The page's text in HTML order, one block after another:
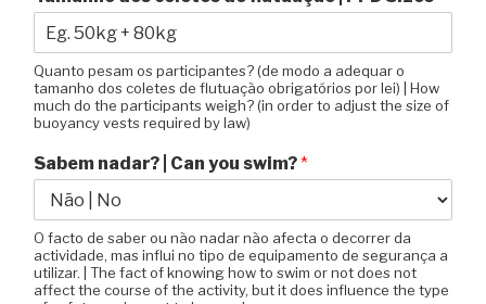
Quanto pesam os participantes? (de modo a adequar o
tamanho dos coletes de flutuação obrigatórios por lei) | How
much do the participants weigh? (in order to adjust the size of
buoyancy vests required by law)
Sabem nadar? | Can you swim?*
O facto de saber ou não nadar não afecta o decorrer da
actividade, mas influi no tipo de equipamento de segurança a
utilizar. | The fact of knowing how to swim or not does not
affect the course of the activity, but it does influence the type